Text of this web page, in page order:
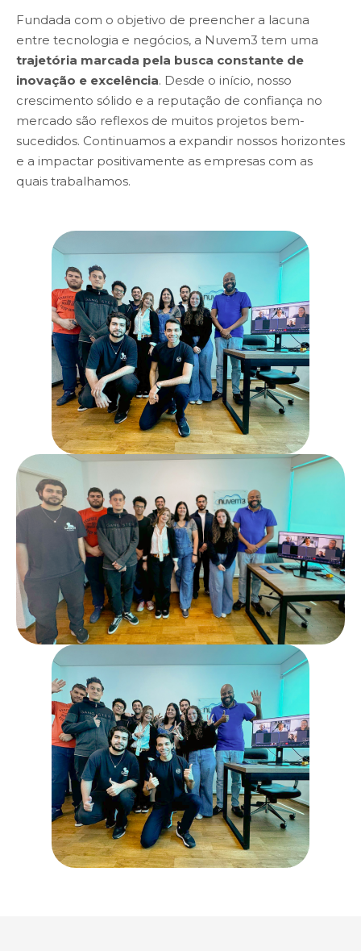
Fundada com o objetivo de preencher a lacuna
entre tecnologia e negócios, a Nuvem3 tem uma
trajetória marcada pela busca constante de
inovação e excelência. Desde o início, nosso
crescimento sólido e a reputação de confiança no
mercado são reflexos de muitos projetos bem-
sucedidos. Continuamos a expandir nossos horizontes
e a impactar positivamente as empresas com as
quais trabalhamos.